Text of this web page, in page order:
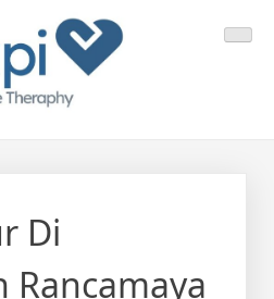
Di
Rancamaya